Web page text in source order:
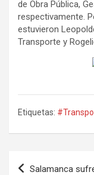
de Obra Pública,
respectivamente.
estuvieron
Transporte y
Etiquetas:
Navegación
Salamanca